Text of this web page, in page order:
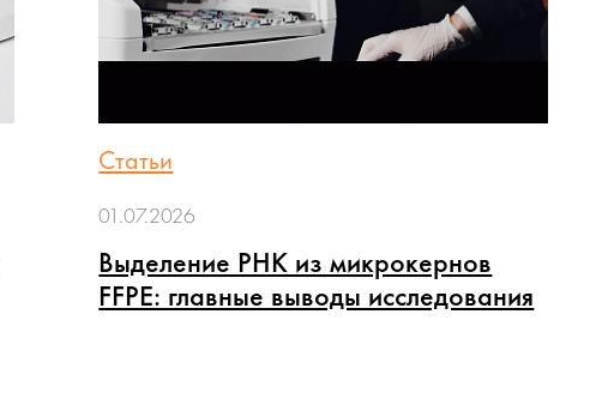
Статьи
01.07.2026
Выделение РНК из микрокернов
FFPE: главные выводы исследования